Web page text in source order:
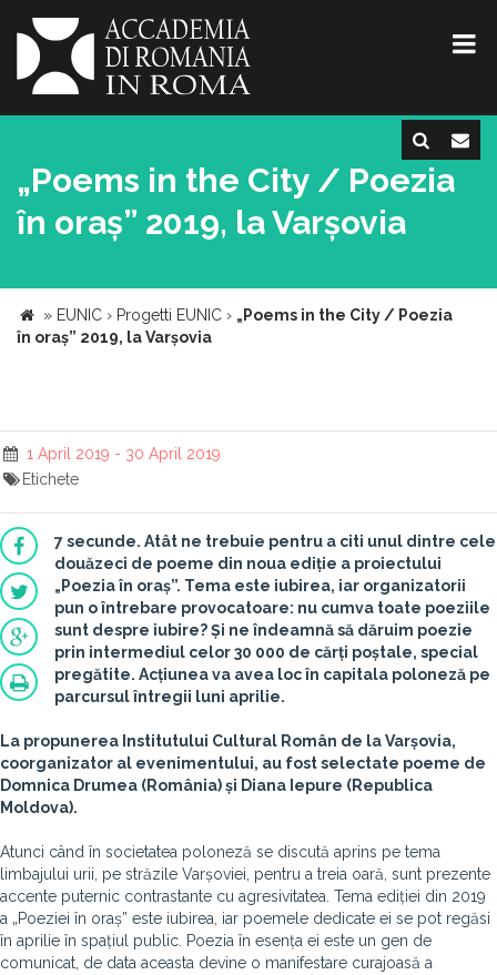
„Poems in the City / Poezia
în oraș” 2019, la Varșovia
» EUNIC › Progetti EUNIC › „Poems in the City / Poezia
în oraș” 2019, la Varșovia
1 April 2019 - 30 April 2019
Etichete
7 secunde. Atât ne trebuie pentru a citi unul dintre cele
douăzeci de poeme din noua ediție a proiectului
„Poezia în oraș”. Tema este iubirea, iar organizatorii
pun o întrebare provocatoare: nu cumva toate poeziile
sunt despre iubire? Și ne îndeamnă să dăruim poezie
prin intermediul celor 30 000 de cărți poștale, special
pregătite. Acțiunea va avea loc în capitala poloneză pe
parcursul întregii luni aprilie.
La propunerea Institutului Cultural Român de la Varșovia,
coorganizator al evenimentului, au fost selectate poeme de
Domnica Drumea (România) și Diana Iepure (Republica
Moldova).
Atunci când în societatea poloneză se discută aprins pe tema
limbajului urii, pe străzile Varșoviei, pentru a treia oară, sunt prezente
accente puternic contrastante cu agresivitatea. Tema ediției din 2019
a „Poeziei în oraș” este iubirea, iar poemele dedicate ei se pot regăsi
în aprilie în spațiul public. Poezia în esența ei este un gen de
comunicat, de data aceasta devine o manifestare curajoasă a